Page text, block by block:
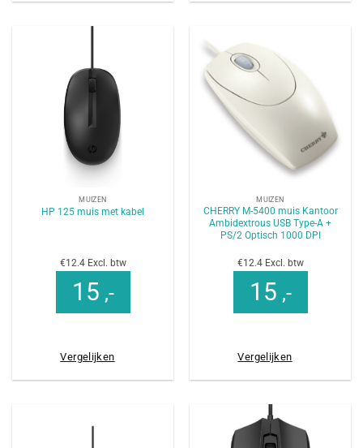
MUIZEN
HP 125 muis met kabel
€12.4 Excl. btw
15 ,-
Vergelijken
MUIZEN
CHERRY M-5400 muis Kantoor
Ambidextrous USB Type-A +
PS/2 Optisch 1000 DPI
€12.4 Excl. btw
15 ,-
Vergelijken